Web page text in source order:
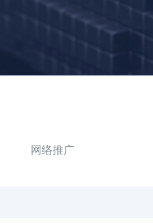
网络推广